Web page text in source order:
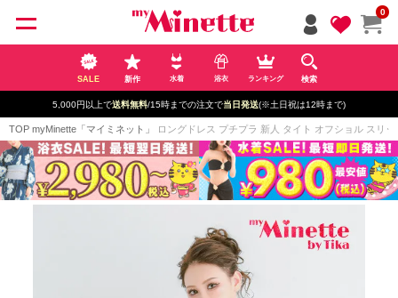
0
SALE 新作 水着 浴衣 ランキング 検索
5,000円以上で送料無料/15時までの注文で当日発送(※土日祝は12時まで)
TOP myMinette「マイミネット」 ロングドレス プチプラ 新人 タイト オフショル スリ
ペー
ジト
ップ